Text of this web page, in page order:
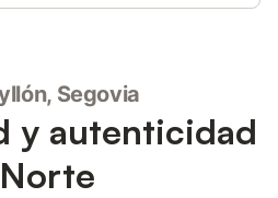
Segovia
y autenticidad